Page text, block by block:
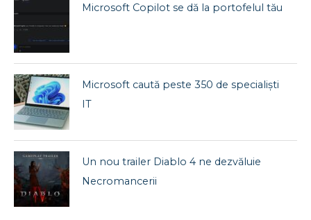
Microsoft Copilot se dă la portofelul tău
Microsoft caută peste 350 de specialiști
IT
Un nou trailer Diablo 4 ne dezvăluie
Necromancerii